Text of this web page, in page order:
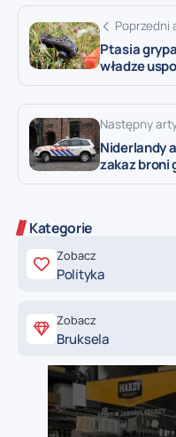
Poprzedni
Ptasia
władze
Następny
Niderlandy
zakaz broni
Kategorie
Zobacz
Polityka
Zobacz
Bruksela